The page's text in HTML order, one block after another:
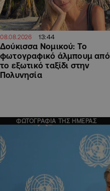
08.08.2026 13:44
Δούκισσα Νομικού: Το
φωτογραφικό άλμπουμ από
το εξωτικό ταξίδι στην
Πολυνησία
ΦΩΤΟΓΡΑΦΙΑ ΤΗΣ ΗΜΕΡΑΣ